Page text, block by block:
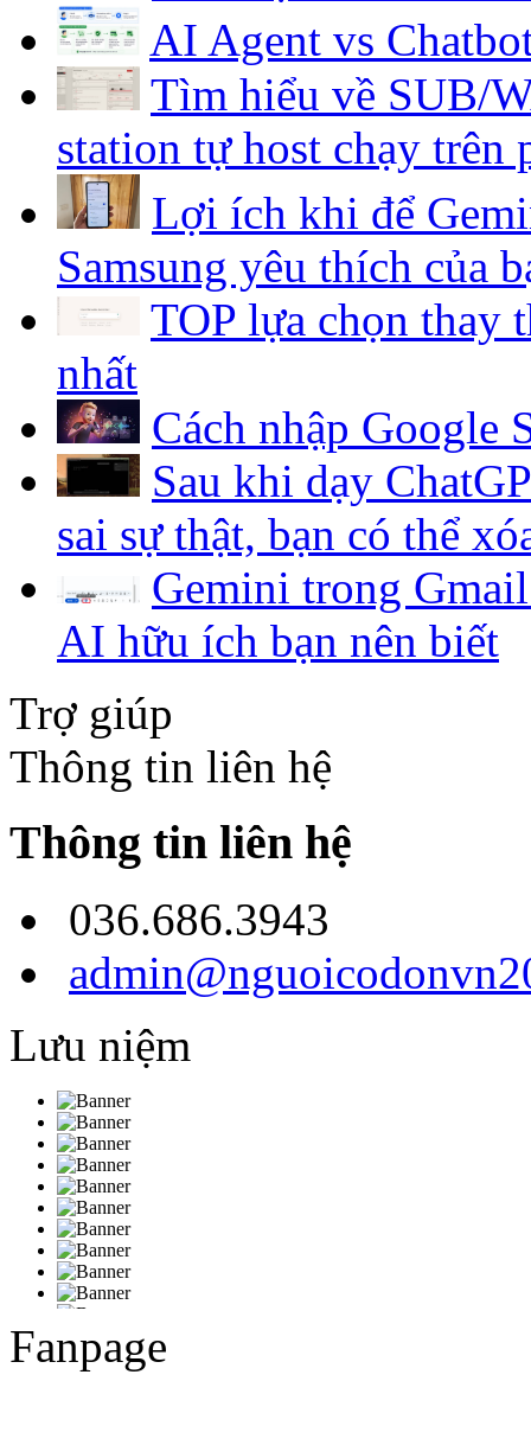
AI Agent vs
Tìm hiểu về SUB/
station tự host chạy trên
Lợi ích khi để
Samsung yêu thích của
TOP lựa chọn thay
nhất
Cách nhập Google
Sau khi dạy
sai sự thật, bạn có thể
Gemini trong
AI hữu ích bạn nên biết
Trợ giúp
Thông tin liên hệ
Thông tin liên hệ
036.686.3943
Lưu niệm
Fanpage